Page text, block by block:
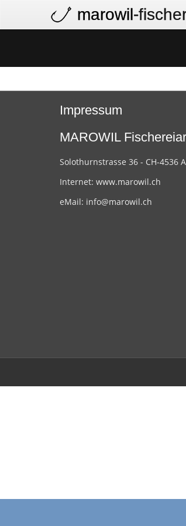
marowil-
Impressum
MAROWIL
Solothurnstrasse 36 - CH-4536
Internet: www.marowil.ch
eMail: info@marowil.ch